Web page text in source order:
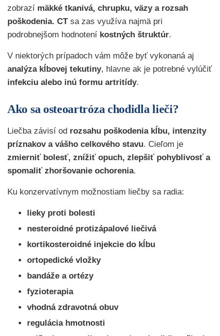
zobrazí mäkké tkanivá, chrupku, väzy a rozsah
poškodenia. CTsa zas využíva najmä pri
podrobnejšom hodnotení kostných štruktúr.
V niektorých prípadoch vám môže byť vykonaná aj
analýza kĺbovej tekutiny, hlavne ak je potrebné vylúčiť
infekciu alebo inú formu artritídy.
Ako sa osteoartróza chodidla lieči?
Liečba závisí od rozsahu poškodenia kĺbu, intenzity
príznakov a vášho celkového stavu. Cieľom je
zmierniť bolesť, znížiť opuch, zlepšiť pohyblivosť a
spomaliť zhoršovanie ochorenia.
Ku konzervatívnym možnostiam liečby sa radia:
lieky proti bolesti
nesteroidné protizápalové liečivá
kortikosteroidné injekcie do kĺbu
ortopedické vložky
bandáže a ortézy
fyzioterapia
vhodná zdravotná obuv
regulácia hmotnosti